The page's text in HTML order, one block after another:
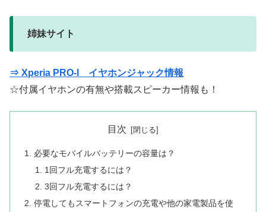
姉妹サイト
⇒ Xperia PRO-I イヤホンジャック情報
☆付属イヤホンの有無や搭載スピーカー情報も！
目次
必要なモバイルバッテリーの容量は？
1回フル充電するには？
3回フル充電するには？
停電してもスマートフォンの充電や他の家電製品を使